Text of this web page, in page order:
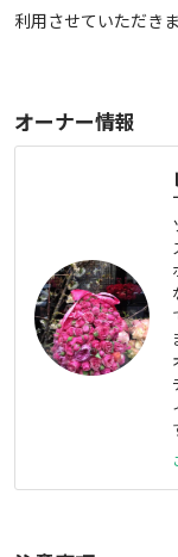
利用させていただき
オーナー情報